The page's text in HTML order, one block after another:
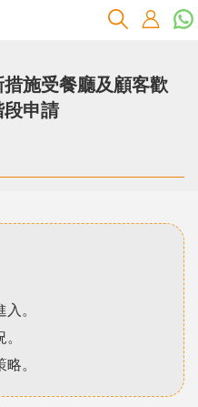
施受餐廳及顧客歡
申請
。
。